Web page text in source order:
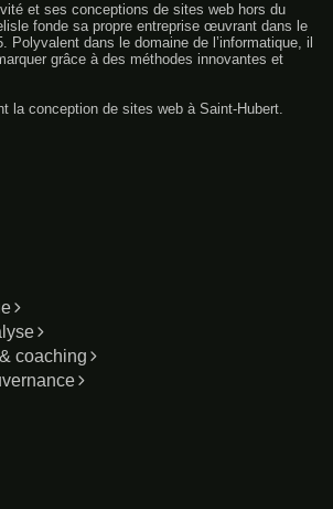
et ses conceptions de sites web hors du
fonde sa propre entreprise œuvrant dans le
Polyvalent dans le domaine de l’informatique, il
grâce à des méthodes innovantes et
la conception de sites web à Saint-Hubert.
coaching